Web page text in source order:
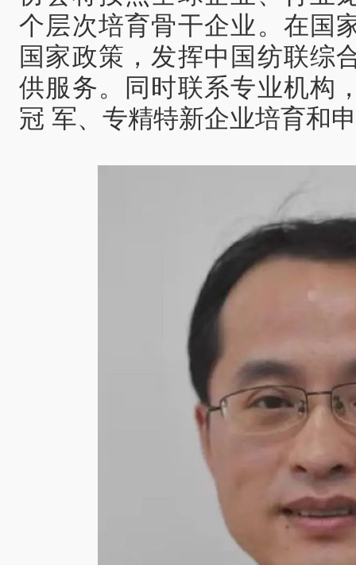
个层次培育骨干企业。在国
国家政策，发挥中国纺联综
供服务。同时联系专业机构
冠 军、专精特新企业培育和